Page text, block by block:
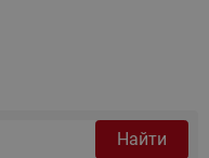
Найти